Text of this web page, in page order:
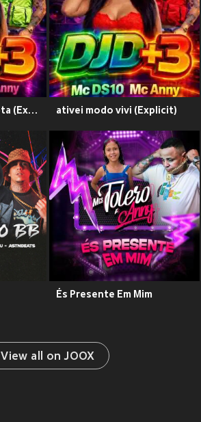
vou te da leite na xota (Explicit) ativei modo vivi (Explicit)
És Presente Em Mim
View all on JOOX